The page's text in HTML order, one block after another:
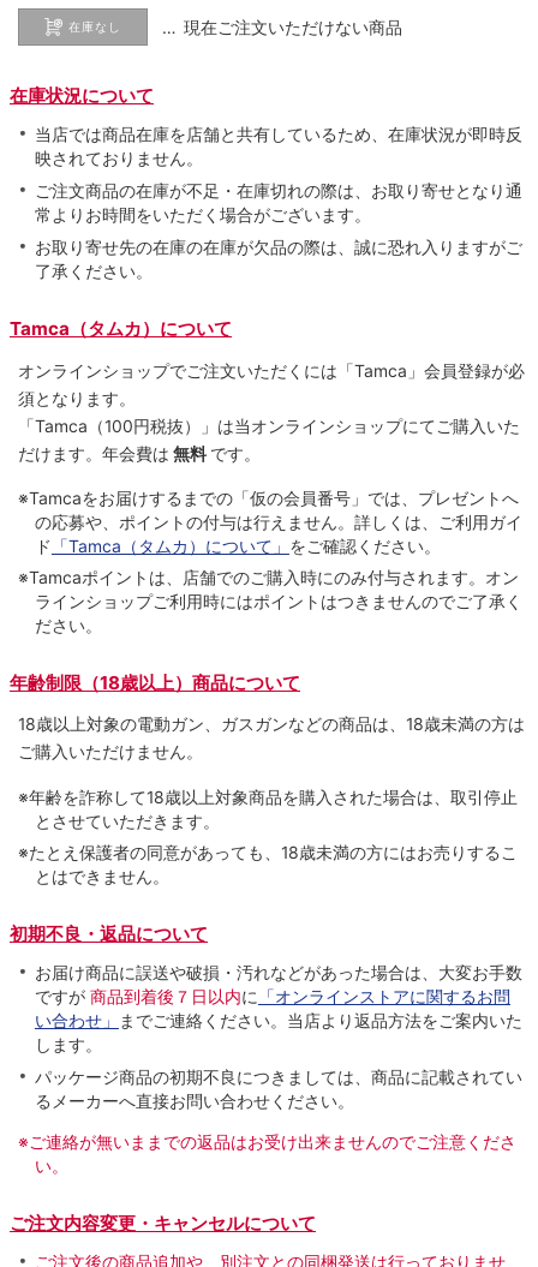
在庫なし … 現在ご注文いただけない商品
在庫状況について
当店では商品在庫を店舗と共有しているため、在庫状況が即時反
映されておりません。
ご注文商品の在庫が不足・在庫切れの際は、お取り寄せとなり通
常よりお時間をいただく場合がございます。
お取り寄せ先の在庫の在庫が欠品の際は、誠に恐れ入りますがご
了承ください。
Tamca（タムカ）について
オンラインショップでご注⽂いただくには「Tamca」会員登録が必
須となります。
「Tamca （100円税抜）
」は当オンラインショップにてご購⼊いた
だけます。 年会費は 無料 です。
※Tamcaをお届けするまでの「仮の会員番号」では、プレゼントへ
の応募や、ポイントの付与は⾏えません。詳しくは、ご利⽤ガイ
ド 「Tamca（タムカ）について」 をご確認ください。
※Tamcaポイントは、店舗でのご購⼊時にのみ付与されます。オン
ラインショップご利用時にはポイントはつきませんのでご了承く
ださい。
年齢制限（18歳以上）商品について
18歳以上対象の電動ガン、ガスガンなどの商品は、18歳未満の方は
ご購入いただけません。
※年齢を詐称して18歳以上対象商品を購入された場合は、取引停止
とさせていただきます。
※たとえ保護者の同意があっても、18歳未満の方にはお売りするこ
とはできません。
初期不良・返品について
お届け商品に誤送や破損・汚れなどがあった場合は、大変お手数
ですが 商品到着後７日以内に 「オンラインストアに関するお問
い合わせ」
までご連絡ください。当店より返品方法をご案内いた
します。
パッケージ商品の初期不良につきましては、商品に記載されてい
るメーカーへ直接お問い合わせください。
※ご連絡が無いままでの返品はお受け出来ませんのでご注意くださ
い。
ご注文内容変更・キャンセルについて
ご注文後の商品追加や、別注文との同梱発送は行っておりませ